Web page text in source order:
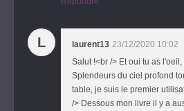
L laurent13 23/12/2020 10:02
Salut !<br /> Et oui tu as
Splendeurs du ciel profond
table, je suis le premier
/> Dessous mon livre il y a